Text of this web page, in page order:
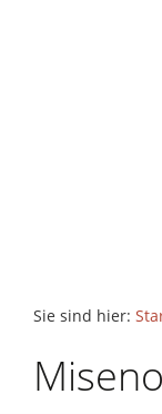
Sie sind hier:
Miseno